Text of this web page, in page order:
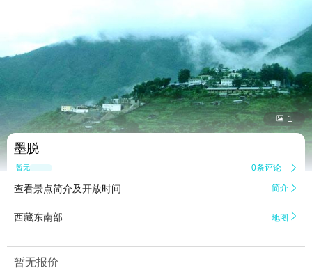
 1
墨脱
暂无点评 0条评论 
查看景点简介及开放时间 简介 
西藏东南部 地图 
暂无报价